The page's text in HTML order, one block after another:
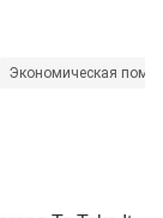
Экономическая